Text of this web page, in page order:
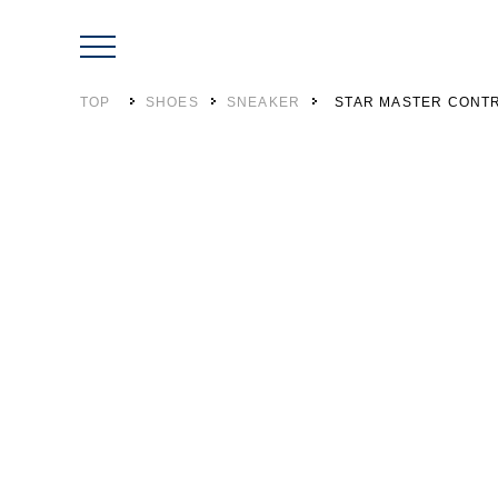
TOP SHOES SNEAKER STAR MASTER